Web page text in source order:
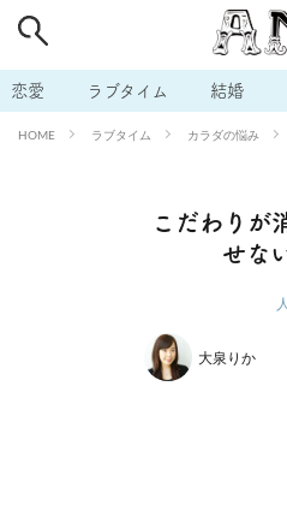
恋愛 ラブタイム 結婚
HOME ラブタイム カラダの悩み
こだわりが
せな
大泉りか
# 男の本音
# 出会う方法 # マッチング